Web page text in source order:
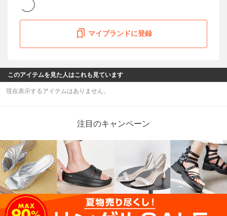
マイブランドに登録
このアイテムを見た人はこれも見ています
現在表示するアイテムはありません。
注目のキャンペーン